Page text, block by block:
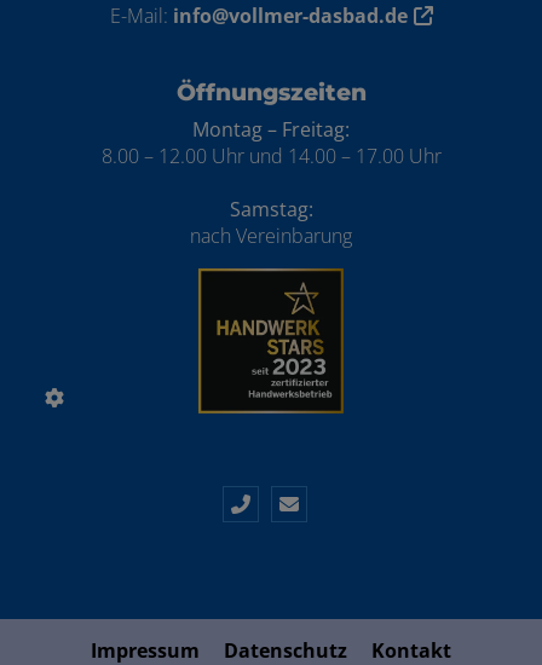
E-Mail: info@vollmer-dasbad.de
Öffnungszeiten
Montag – Freitag:
8.00 – 12.00 Uhr und 14.00 – 17.00 Uhr
Samstag:
nach Vereinbarung
Impressum Datenschutz Kontakt